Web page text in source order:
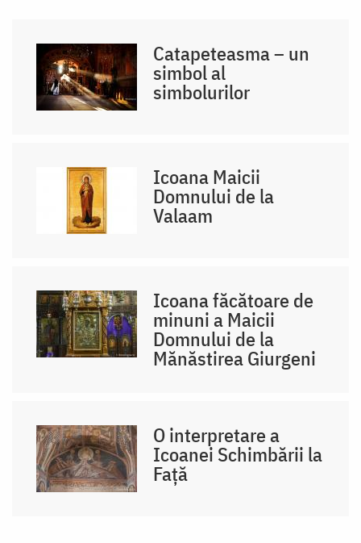
Catapeteasma – un
simbol al
simbolurilor
Icoana Maicii
Domnului de la
Valaam
Icoana făcătoare de
minuni a Maicii
Domnului de la
Mănăstirea Giurgeni
O interpretare a
Icoanei Schimbării la
Față